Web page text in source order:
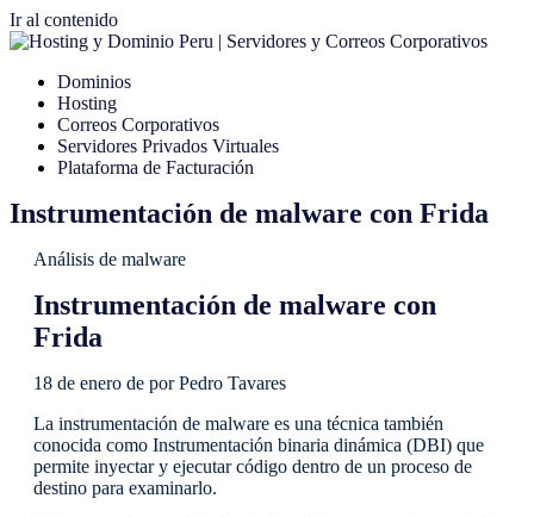
Ir al contenido
Dominios
Hosting
Correos Corporativos
Servidores Privados Virtuales
Plataforma de Facturación
Instrumentación de malware con Frida
Análisis de malware
Instrumentación de malware con
Frida
18 de enero de por Pedro Tavares
La instrumentación de malware es una técnica también
conocida como Instrumentación binaria dinámica (DBI) que
permite inyectar y ejecutar código dentro de un proceso de
destino para examinarlo.